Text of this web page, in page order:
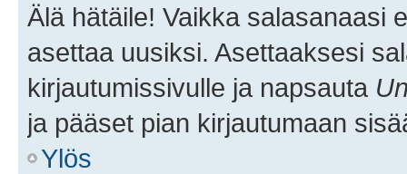
Älä hätäile! Vaikka salasanaasi
asettaa uusiksi. Asettaaksesi
kirjautumissivulle ja napsauta
ja pääset pian kirjautumaan
Ylös